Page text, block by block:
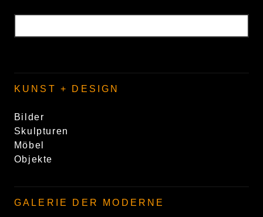
KUNST + DESIGN
Bilder
Skulpturen
Möbel
Objekte
GALERIE DER MODERNE